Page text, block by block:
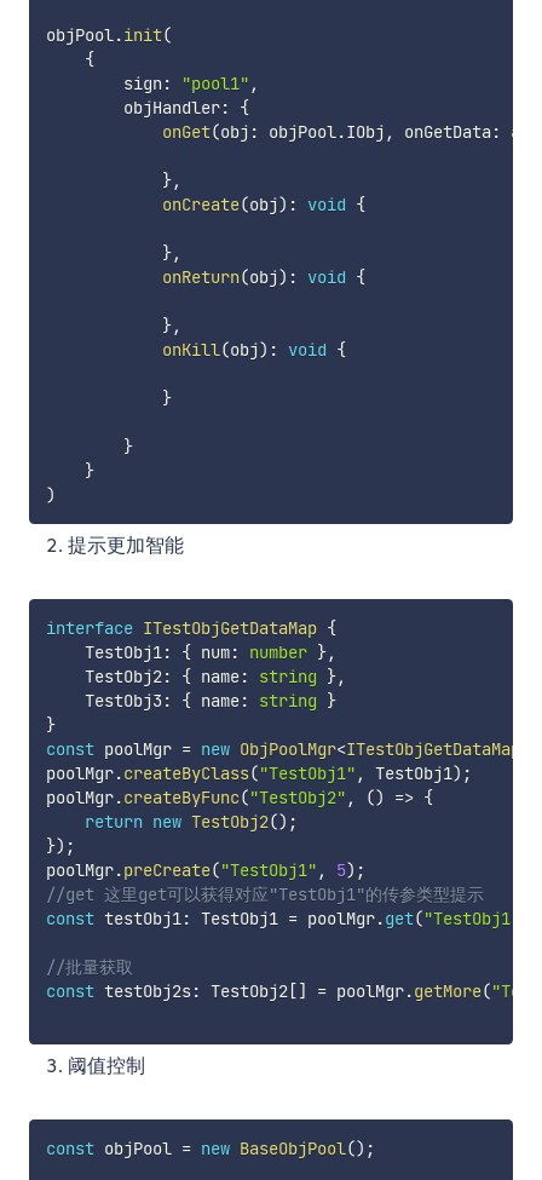
objPool.init(
{
        sign
: "pool1" ,
        objHandler
:
{
onGet(obj : objPool.IObj , onGetData : any
},
onCreate(obj) : void {
},
onReturn(obj) : void {
},
onKill(obj) : void {
}
}
}
)
提示更加智能
interface ITestObjGetDataMap {
    TestObj1
: { num: number },
    TestObj2
: { name: string },
    TestObj3
: { name: string }
}
const poolMgr = new ObjPoolMgr<ITestObjGetDataMap
poolMgr.createByClass("TestObj1" , TestObj1) ;
poolMgr.createByFunc("TestObj2" , () => {
return new TestObj2() ;
}) ;
poolMgr.preCreate("TestObj1" , 5) ;
//get 这里get可以获得对应"TestObj1"的传参类型提示
const testObj1: TestObj1 = poolMgr.get("TestObj1"
//批量获取
const testObj2s: TestObj2[] = poolMgr.getMore(
阈值控制
const objPool = new BaseObjPool() ;